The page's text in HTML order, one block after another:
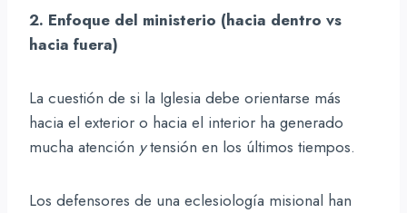
2. Enfoque del ministerio (hacia dentro vs
hacia fuera)
La cuestión de si la Iglesia debe orientarse más
hacia el exterior o hacia el interior ha generado
mucha atención ytensión en los últimos tiempos.
Los defensores de una eclesiología misional han